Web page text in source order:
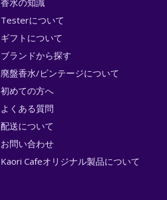
Testerについて
ギフトについて
ブランドから探す
廃盤香水/ビンテージについて
初めての方へ
よくある質問
配送について
お問い合わせ
Kaori Cafeオリジナル製品について